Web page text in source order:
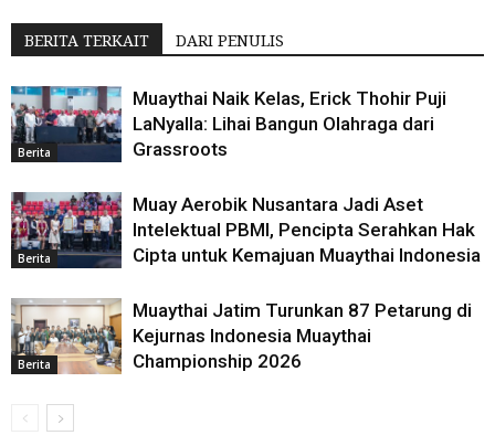
BERITA TERKAIT DARI PENULIS
Berita
Muaythai Naik Kelas, Erick Thohir Puji
LaNyalla: Lihai Bangun Olahraga dari
Grassroots
Berita
Muay Aerobik Nusantara Jadi Aset
Intelektual PBMI, Pencipta Serahkan Hak
Cipta untuk Kemajuan Muaythai Indonesia
Berita
Muaythai Jatim Turunkan 87 Petarung di
Kejurnas Indonesia Muaythai
Championship 2026